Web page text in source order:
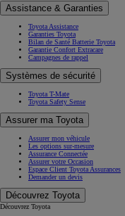
Assistance & Garanties
Toyota Assistance
Garanties Toyota
Bilan de Santé Batterie Toyota
Garantie Confort Extracare
Campagnes de rappel
Systèmes de sécurité
Toyota T-Mate
Toyota Safety Sense
Assurer ma Toyota
Assurer mon véhicule
Les options sur-mesure
Assurance Connectée
Assurer votre Occasion
Espace Client Toyota Assurances
Demander un devis
Découvrez Toyota
Découvrez Toyota